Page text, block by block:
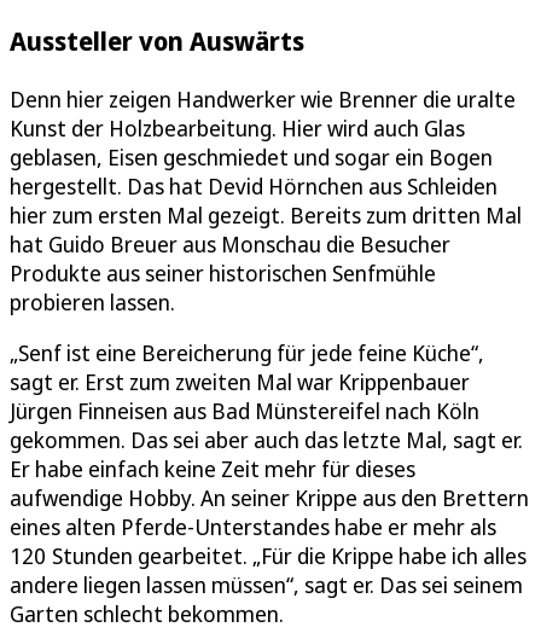
Aussteller von Auswärts
Denn hier zeigen Handwerker wie Brenner die uralte
Kunst der Holzbearbeitung. Hier wird auch Glas
geblasen, Eisen geschmiedet und sogar ein Bogen
hergestellt. Das hat Devid Hörnchen aus Schleiden
hier zum ersten Mal gezeigt. Bereits zum dritten Mal
hat Guido Breuer aus Monschau die Besucher
Produkte aus seiner historischen Senfmühle
probieren lassen.
„Senf ist eine Bereicherung für jede feine Küche“,
sagt er. Erst zum zweiten Mal war Krippenbauer
Jürgen Finneisen aus Bad Münstereifel nach Köln
gekommen. Das sei aber auch das letzte Mal, sagt er.
Er habe einfach keine Zeit mehr für dieses
aufwendige Hobby. An seiner Krippe aus den Brettern
eines alten Pferde-Unterstandes habe er mehr als
120 Stunden gearbeitet. „Für die Krippe habe ich alles
andere liegen lassen müssen“, sagt er. Das sei seinem
Garten schlecht bekommen.